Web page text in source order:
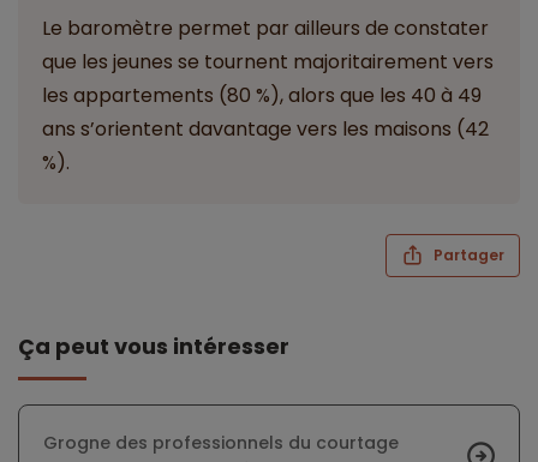
Le baromètre permet par ailleurs de constater
que les jeunes se tournent majoritairement vers
les appartements (80 %), alors que les 40 à 49
ans s’orientent davantage vers les maisons (42
%).
Partager
Ça peut vous intéresser
Grogne des professionnels du courtage